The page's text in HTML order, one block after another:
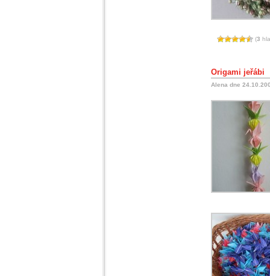
(3
Origami jeřábi
Alena dne